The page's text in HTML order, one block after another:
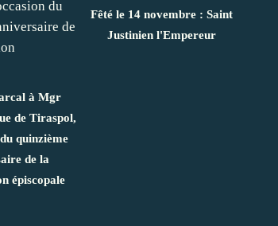
à Mgr
de Tiraspol,
quinzième
de la
épiscopale
Fêté le 14 novembre : Saint
Justinien l'Empereur